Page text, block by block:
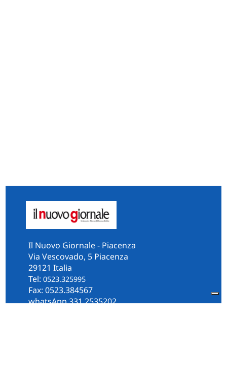
Il Nuovo Giornale - Piacenza
Via Vescovado, 5 Piacenza
29121 Italia
Tel: 0523.325995
Fax: 0523.384567
whatsApp 331.2535202